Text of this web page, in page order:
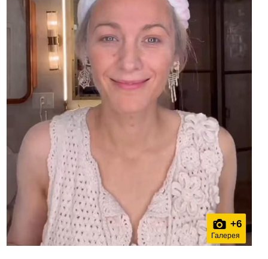
+6
Галерея